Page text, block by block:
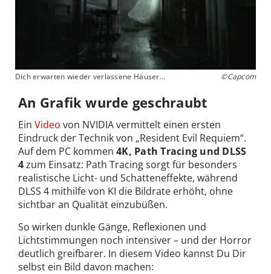
Dich erwarten wieder verlassene Häuser... ©Capcom
An Grafik wurde geschraubt
Ein Video von NVIDIA vermittelt einen ersten
Eindruck der Technik von „Resident Evil Requiem“.
Auf dem PC kommen 4K, Path Tracing und DLSS
4zum Einsatz: Path Tracing sorgt für besonders
realistische Licht- und Schatteneffekte, während
DLSS 4 mithilfe von KI die Bildrate erhöht, ohne
sichtbar an Qualität einzubüßen.
So wirken dunkle Gänge, Reflexionen und
Lichtstimmungen noch intensiver – und der Horror
deutlich greifbarer. In diesem Video kannst Du Dir
selbst ein Bild davon machen: